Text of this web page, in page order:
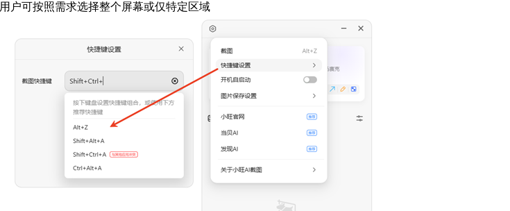
用户可按照需求选择整个屏幕或仅特定区域